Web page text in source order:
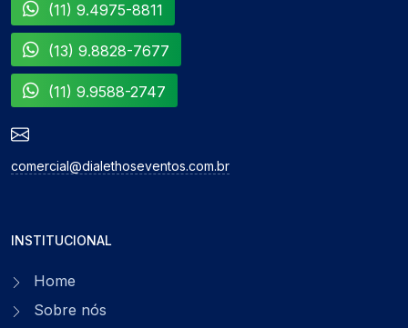
(11) 9.4975-8811
(13) 9.8828-7677
(11) 9.9588-2747
comercial@dialethoseventos.com.br
INSTITUCIONAL
Home
Sobre nós